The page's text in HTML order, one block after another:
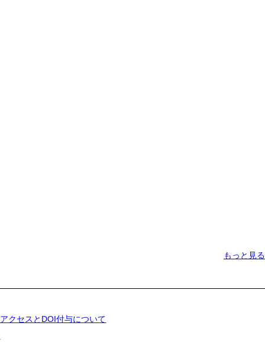
もっと見る
クセスとDOI付与について